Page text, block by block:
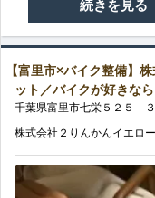
る/
長
期
休
暇
福
利
厚
生
や
か
ん
イ
エ
ロ
【千
葉
市
花
続きを見る
【富里市×バイク整備】
ット／バイクが好きな
千葉県富里市七栄 ５２５—
株式会社２りんかんイエロ